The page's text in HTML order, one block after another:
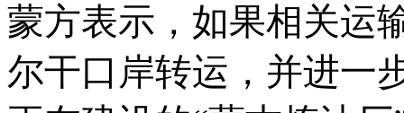
蒙方表示，如果相关运
尔干口岸转运，并进一